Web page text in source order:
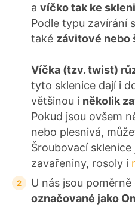
a víčko tak ke
Podle typu zavírání
také závitové nebo
Víčka (tzv. twist)
tyto sklenice dají i
většinou i několik
Pokud jsou ovšem
nebo plesnivá,
Šroubovací sklenice
zavařeniny, rosoly i
U nás jsou poměrně
označované jako